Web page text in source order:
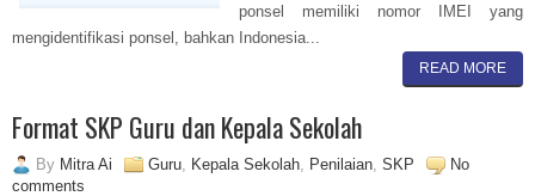
ponsel memiliki nomor IMEI yang
mengidentifikasi ponsel, bahkan Indonesia...
READ MORE
Format SKP Guru dan Kepala Sekolah
By Mitra Ai Guru Kepala Sekolah Penilaian SKP
No
comments